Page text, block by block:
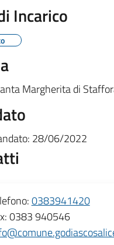
Incarico
Margherita di
28/06/2022
0383941420
0383 940546